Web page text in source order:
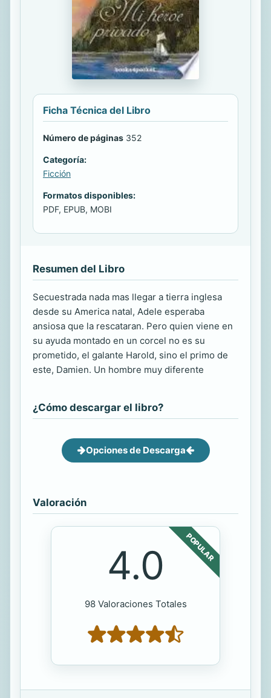
Ficha Técnica del Libro
Número de páginas 352
Categoría:
Ficción
Formatos disponibles:
PDF, EPUB, MOBI
Resumen del Libro
Secuestrada nada mas llegar a tierra inglesa
desde su America natal, Adele esperaba
ansiosa que la rescataran. Pero quien viene en
su ayuda montado en un corcel no es su
prometido, el galante Harold, sino el primo de
este, Damien. Un hombre muy diferente
¿Cómo descargar el libro?
Opciones de Descarga
Valoración
POPULAR
4.0
98 Valoraciones Totales